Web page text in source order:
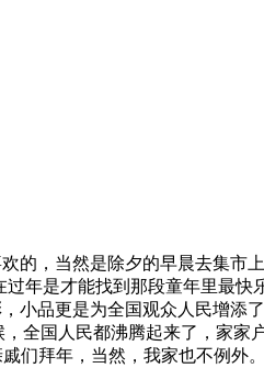
，当然是除夕的早晨去集市
年是才能找到那段童年里最快
品更是为全国观众人民增添
全国人民都沸腾起来了，家家
们拜年，当然，我家也不例外。